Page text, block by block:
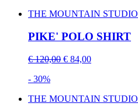
THE MOUNTAIN STUDIO
PIKE' POLO SHIRT
€ 120,00 € 84,00
- 30%
THE MOUNTAIN STUDIO